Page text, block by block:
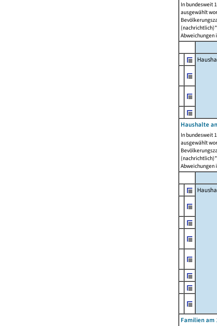
In bundesweit
ausgewählt
Abweichungen
Haushalte
In bundesweit
ausgewählt
Abweichungen
Familien am